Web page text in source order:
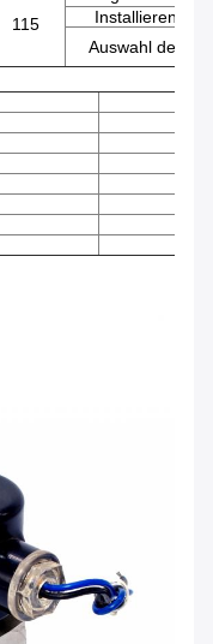
115
Installieren Sie
Auswahl der